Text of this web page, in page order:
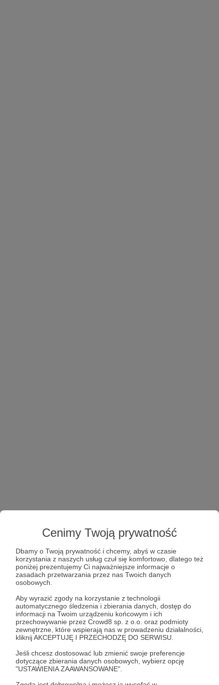
Cenimy Twoją prywatność
Dbamy o Twoją prywatność i chcemy, abyś w czasie
korzystania z naszych usług czuł się komfortowo, dlatego też
poniżej prezentujemy Ci najważniejsze informacje o
zasadach przetwarzania przez nas Twoich danych
osobowych.
Aby wyrazić zgody na korzystanie z technologii
automatycznego śledzenia i zbierania danych, dostęp do
informacji na Twoim urządzeniu końcowym i ich
przechowywanie przez Crowd8 sp. z o.o. oraz podmioty
zewnętrzne, które wspierają nas w prowadzeniu działalności,
kliknij AKCEPTUJĘ I PRZECHODZĘ DO SERWISU.
Jeśli chcesz dostosować lub zmienić swoje preferencje
dotyczące zbierania danych osobowych, wybierz opcję
"USTAWIENIA ZAAWANSOWANE".